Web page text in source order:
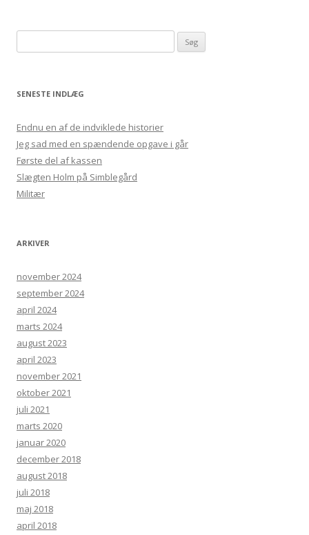
SENESTE INDLÆG
Endnu en af de indviklede historier
Jeg sad med en spændende opgave i går
Første del af kassen
Slægten Holm på Simblegård
Militær
ARKIVER
november 2024
september 2024
april 2024
marts 2024
august 2023
april 2023
november 2021
oktober 2021
juli 2021
marts 2020
januar 2020
december 2018
august 2018
juli 2018
maj 2018
april 2018